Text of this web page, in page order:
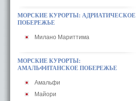
МОРСКИЕ КУРОРТЫ: АДРИАТИЧЕСКОЕ
ПОБЕРЕЖЬЕ
Милано Мариттима
МОРСКИЕ КУРОРТЫ:
АМАЛЬФИТАНСКОЕ ПОБЕРЕЖЬЕ
Амальфи
Майори